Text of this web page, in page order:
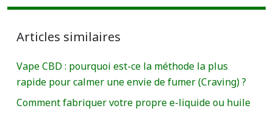
Articles similaires
Vape CBD : pourquoi est-ce la méthode la plus
rapide pour calmer une envie de fumer (Craving) ?
Comment fabriquer votre propre e-liquide ou huile